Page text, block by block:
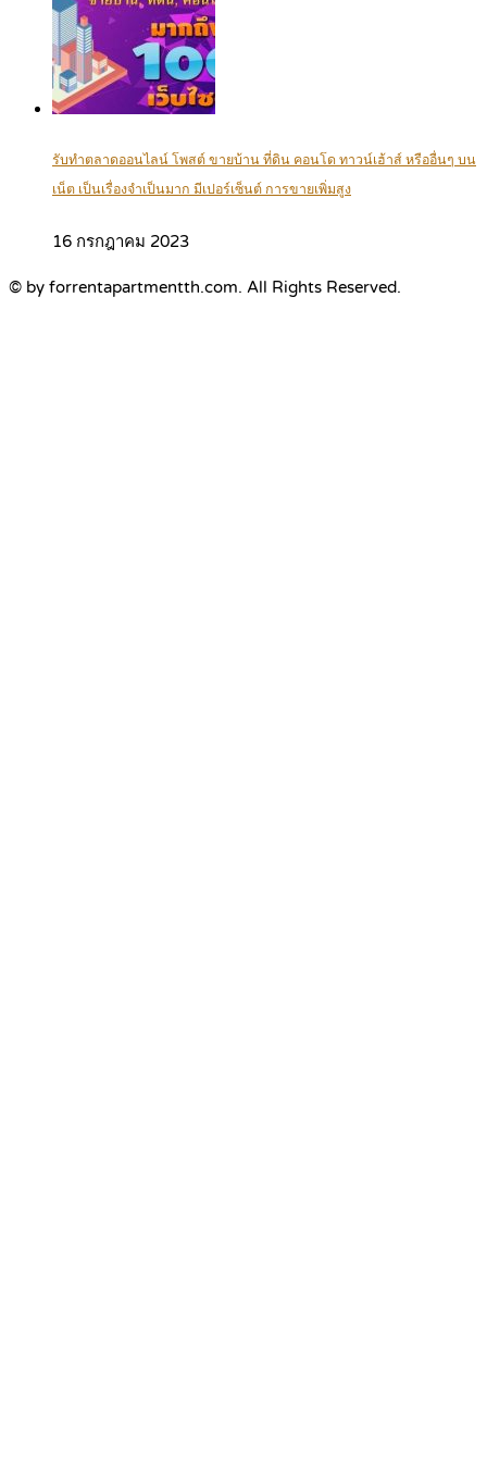
รับทำตลาดออนไลน์ โพสต์ ขายบ้าน ที่ดิน คอนโด ทาวน์เฮ้าส์ หรืออื่นๆ บน
เน็ต เป็นเรื่องจำเป็นมาก มีเปอร์เซ็นต์ การขายเพิ่มสูง
16 กรกฎาคม 2023
© by forrentapartmentth.com. All Rights Reserved.